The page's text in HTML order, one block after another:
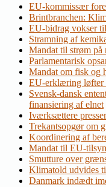
EU-kommissær
Brintbranchen:
EU-bidrag vokser
Stramning af
Mandat til strøm
Parlamentarisk
Mandat om fisk og
EU-erklæring løfter
Svensk-dansk
finansiering af elnet
Iværksættere
Trekantsopgør om
Koordinering af
Mandat til EU-
Smutture over
Klimatold udvides
Danmark indædt